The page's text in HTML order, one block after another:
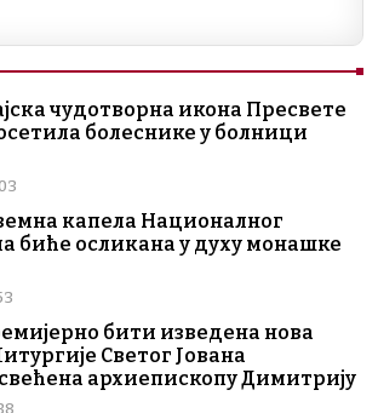
чудотворна икона Пресвете
болеснике у болници
капела Националног
биће осликана у духу монашке
бити изведена нова
Светог Јована
архиепископу Димитрију